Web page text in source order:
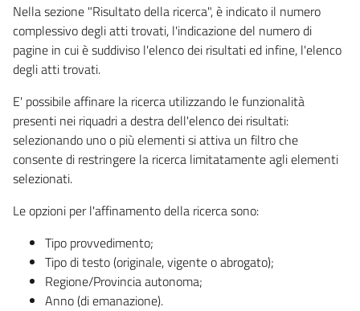
Nella sezione "Risultato della ricerca", è indicato il numero
complessivo degli atti trovati, l'indicazione del numero di
pagine in cui è suddiviso l'elenco dei risultati ed infine, l'elenco
degli atti trovati.
E' possibile affinare la ricerca utilizzando le funzionalità
presenti nei riquadri a destra dell'elenco dei risultati:
selezionando uno o più elementi si attiva un filtro che
consente di restringere la ricerca limitatamente agli elementi
selezionati.
Le opzioni per l'affinamento della ricerca sono:
Tipo provvedimento;
Tipo di testo (originale, vigente o abrogato);
Regione/Provincia autonoma;
Anno (di emanazione).